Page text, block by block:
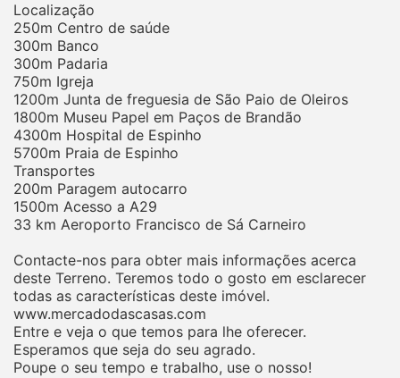
Localização
250m Centro de saúde
300m Banco
300m Padaria
750m Igreja
1200m Junta de freguesia de São Paio de Oleiros
1800m Museu Papel em Paços de Brandão
4300m Hospital de Espinho
5700m Praia de Espinho
Transportes
200m Paragem autocarro
1500m Acesso a A29
33 km Aeroporto Francisco de Sá Carneiro
Contacte-nos para obter mais informações acerca
deste Terreno. Teremos todo o gosto em esclarecer
todas as características deste imóvel.
www.mercadodascasas.com
Entre e veja o que temos para lhe oferecer.
Esperamos que seja do seu agrado.
Poupe o seu tempo e trabalho, use o nosso!